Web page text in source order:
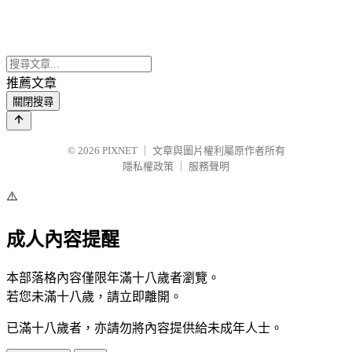
推薦文章
關閉搜尋
© 2026 PIXNET
文章與圖片權利屬原作者所有
隱私權政策
服務聲明
⚠️
成人內容提醒
本部落格內容僅限年滿十八歲者瀏覽。
若您未滿十八歲，請立即離開。
已滿十八歲者，亦請勿將內容提供給未成年人士。